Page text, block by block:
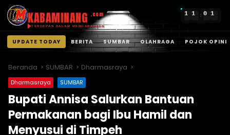
KABAMINANG .com
TERDEPAN DALAM MENGABARKAN
1 1 : 0 1
UPDATE TODAY BERITA SUMBAR OLAHRAGA POJOK OPINI
konten
Beranda SUMBAR Dharmasraya
Dharmasraya SUMBAR
Bupati Annisa Salurkan Bantuan
Permakanan bagi Ibu Hamil dan
Menyusui di Timpeh